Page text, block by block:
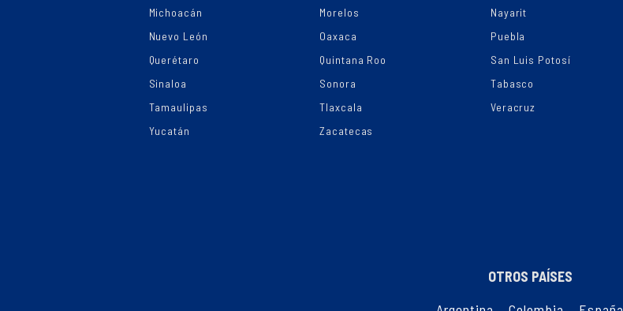
Michoacán
Morelos
Nayarit
Nuevo León
Oaxaca
Puebla
Querétaro
Quintana Roo
San Luis Potosí
Sinaloa
Sonora
Tabasco
Tamaulipas
Tlaxcala
Veracruz
Yucatán
Zacatecas
OTROS PAÍSES